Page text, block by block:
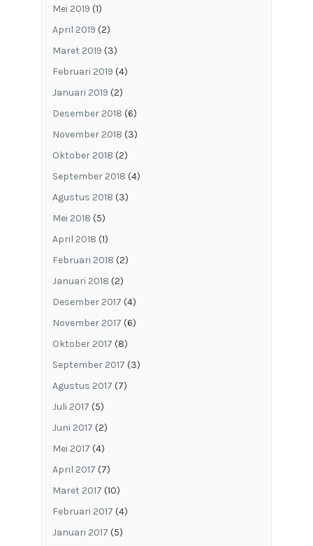
Mei 2019 (1)
April 2019 (2)
Maret 2019 (3)
Februari 2019 (4)
Januari 2019 (2)
Desember 2018 (6)
November 2018 (3)
Oktober 2018 (2)
September 2018 (4)
Agustus 2018 (3)
Mei 2018 (5)
April 2018 (1)
Februari 2018 (2)
Januari 2018 (2)
Desember 2017 (4)
November 2017 (6)
Oktober 2017 (8)
September 2017 (3)
Agustus 2017 (7)
Juli 2017 (5)
Juni 2017 (2)
Mei 2017 (4)
April 2017 (7)
Maret 2017 (10)
Februari 2017 (4)
Januari 2017 (5)